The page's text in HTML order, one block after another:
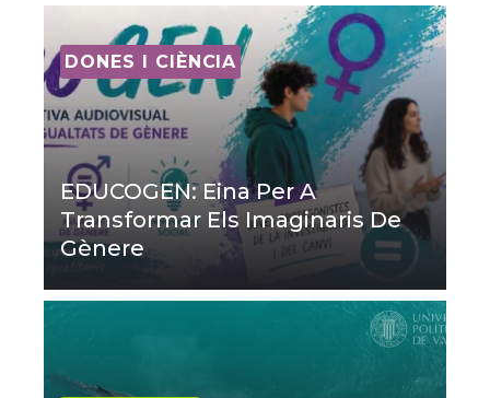
DONES I CIÈNCIA
EDUCOGEN: Eina Per A
Transformar Els Imaginaris De
Gènere